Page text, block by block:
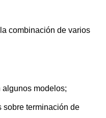
combinación de varios
modelos;
terminación de